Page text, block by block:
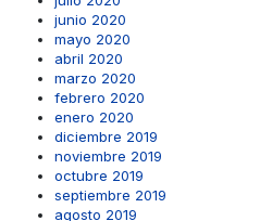
junio 2020
mayo 2020
abril 2020
marzo 2020
febrero 2020
enero 2020
diciembre 2019
noviembre 2019
octubre 2019
septiembre 2019
agosto 2019